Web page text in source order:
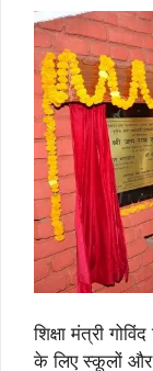
शिक्षा मंत्री
के लिए स्कूलों और